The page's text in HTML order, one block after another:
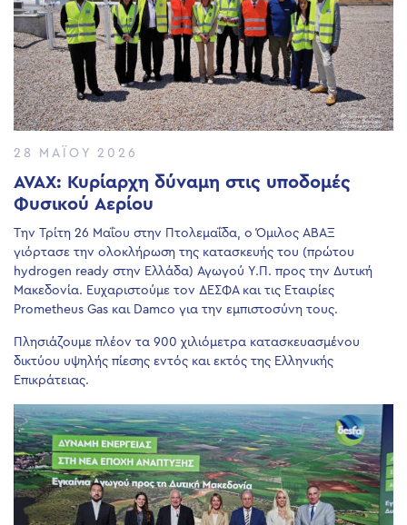
28 ΜΑΪ́ΟΥ 2026
AVAX: Κυρίαρχη δύναμη στις υποδομές
Φυσικού Αερίου
Την Τρίτη 26 Μαΐου στην Πτολεμαΐδα, ο Όμιλος ΑΒΑΞ
γιόρτασε την ολοκλήρωση της κατασκευής του (πρώτου
hydrogen ready στην Ελλάδα) Αγωγού Υ.Π. προς την Δυτική
Μακεδονία. Ευχαριστούμε τον ΔΕΣΦΑ και τις Εταιρίες
Prometheus Gas και Damco για την εμπιστοσύνη τους.
Πλησιάζουμε πλέον τα 900 χιλιόμετρα κατασκευασμένου
δικτύου υψηλής πίεσης εντός και εκτός της Ελληνικής
Επικράτειας.